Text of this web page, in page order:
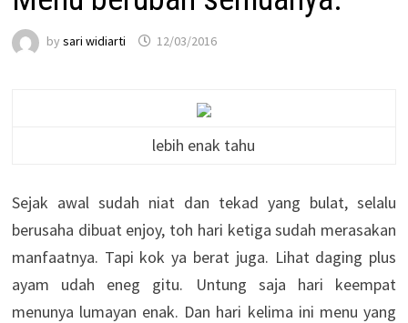
by sari widiarti 12/03/2016
lebih enak tahu
Sejak awal sudah niat dan tekad yang bulat, selalu
berusaha dibuat enjoy, toh hari ketiga sudah merasakan
manfaatnya. Tapi kok ya berat juga. Lihat daging plus
ayam udah eneg gitu. Untung saja hari keempat
menunya lumayan enak. Dan hari kelima ini menu yang